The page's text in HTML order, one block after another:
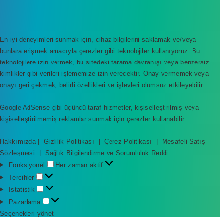
En iyi deneyimleri sunmak için, cihaz bilgilerini saklamak ve/veya
bunlara erişmek amacıyla çerezler gibi teknolojiler kullanıyoruz. Bu
teknolojilere izin vermek, bu sitedeki tarama davranışı veya benzersiz
kimlikler gibi verileri işlememize izin verecektir. Onay vermemek veya
onayı geri çekmek, belirli özellikleri ve işlevleri olumsuz etkileyebilir.
Google AdSense gibi üçüncü taraf hizmetler, kişiselleştirilmiş veya
kişiselleştirilmemiş reklamlar sunmak için çerezler kullanabilir.
Hakkımızda |Gizlilik Politikası |Çerez Politikası | Mesafeli Satış
Sözleşmesi
| Sağlık Bilgilendirme ve Sorumluluk Reddi
Fonksiyonel
F
k
Her zaman aktif
Tercihler
T
e
r
İstatistik
İ
s
t
Pazarlama
P
a
Seçenekleri yönet